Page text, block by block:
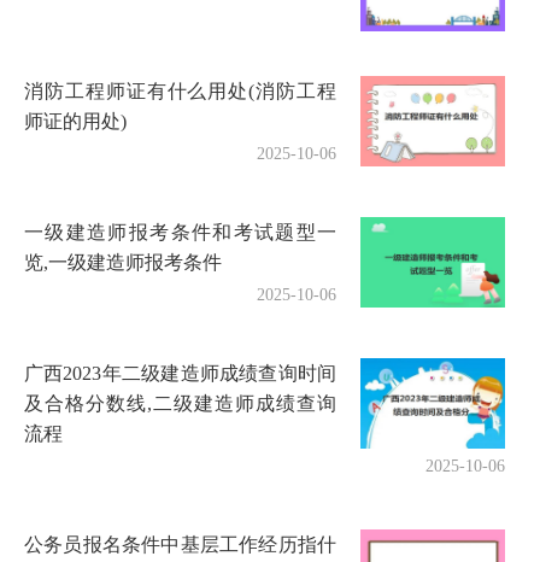
消防工程师证有什么用处(消防工程
师证的用处)
2025-10-06
一级建造师报考条件和考试题型一
览,一级建造师报考条件
2025-10-06
广西2023年二级建造师成绩查询时间
及合格分数线,二级建造师成绩查询
流程
2025-10-06
公务员报名条件中基层工作经历指什